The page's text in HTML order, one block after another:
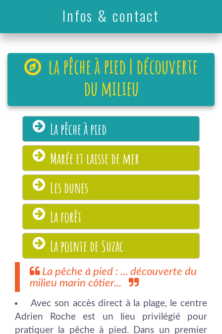
Infos & contact
la pêche à pied | découverte
du milieu
La pêche à pied
Marée et laisse de mer
Les dunes
La forêt
La pointe de Suzac
La pêche à pied : ... découverte du
milieu marin côtier...
Avec son accès direct à la plage, le centre
Adrien Roche est un lieu privilégié pour
pratiquer la pêche à pied. Dans un premier